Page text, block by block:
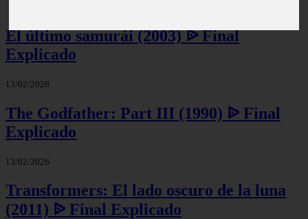
El último samurái (2003) ᐉ Final
Explicado
13/02/2026
The Godfather: Part III (1990) ᐉ Final
Explicado
13/02/2026
Transformers: El lado oscuro de la luna
(2011) ᐉ Final Explicado